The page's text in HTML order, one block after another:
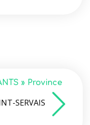
» Province
SERVAIS